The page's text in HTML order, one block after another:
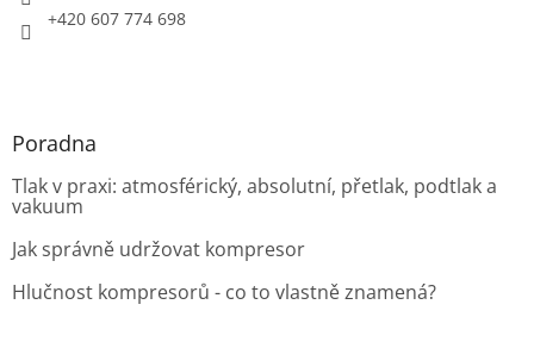
+420 607 774 698
Poradna
Tlak v praxi: atmosférický, absolutní, přetlak, podtlak a
vakuum
Jak správně udržovat kompresor
Hlučnost kompresorů - co to vlastně znamená?